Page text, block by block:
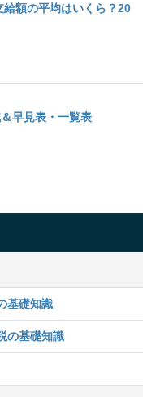
給額の平均はいくら？20
早見表・一覧表
基礎知識
の基礎知識